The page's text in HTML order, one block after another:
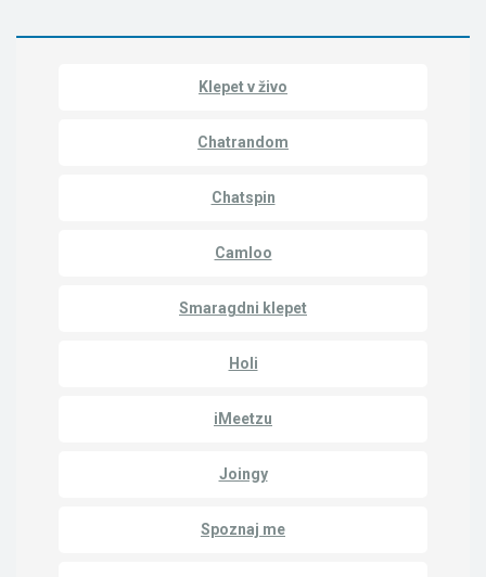
Klepet v živo
Chatrandom
Chatspin
Camloo
Smaragdni klepet
Holi
iMeetzu
Joingy
Spoznaj me